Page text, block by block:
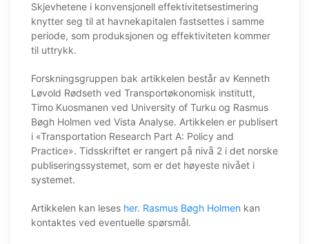
Skjevhetene i konvensjonell effektivitetsestimering
knytter seg til at havnekapitalen fastsettes i samme
periode, som produksjonen og effektiviteten kommer
til uttrykk.
Forskningsgruppen bak artikkelen består av Kenneth
Løvold Rødseth ved Transportøkonomisk institutt,
Timo Kuosmanen ved University of Turku og Rasmus
Bøgh Holmen ved Vista Analyse. Artikkelen er publisert
i «Transportation Research Part A: Policy and
Practice». Tidsskriftet er rangert på nivå 2 i det norske
publiseringssystemet, som er det høyeste nivået i
systemet.
Artikkelen kan leses her. Rasmus Bøgh Holmen kan
kontaktes ved eventuelle spørsmål.